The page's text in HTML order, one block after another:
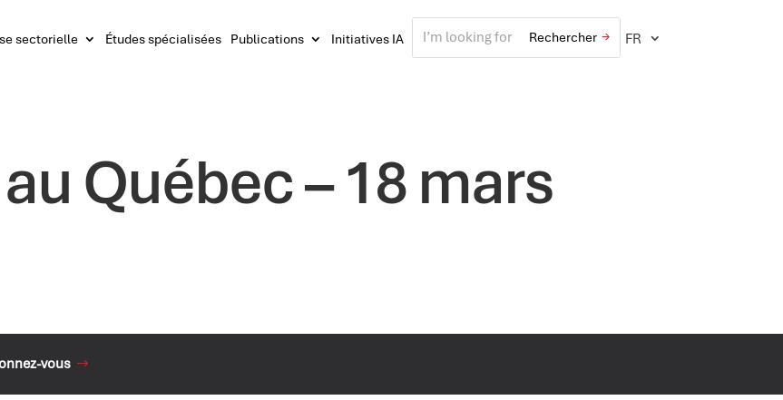
sectorielle Études spécialisées Publications Initiatives IA FR
Québec – 18 mars
vous